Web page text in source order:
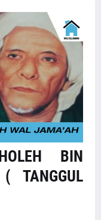
BIN
TANGGUL